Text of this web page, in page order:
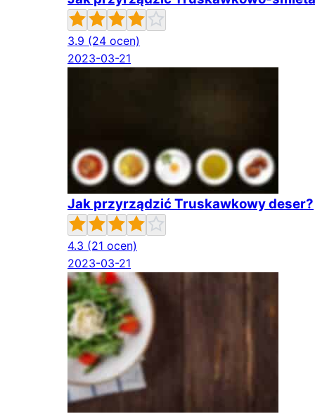
3.9 (24 ocen)
2023-03-21
Jak przyrządzić Truskawkowy deser?
4.3 (21 ocen)
2023-03-21